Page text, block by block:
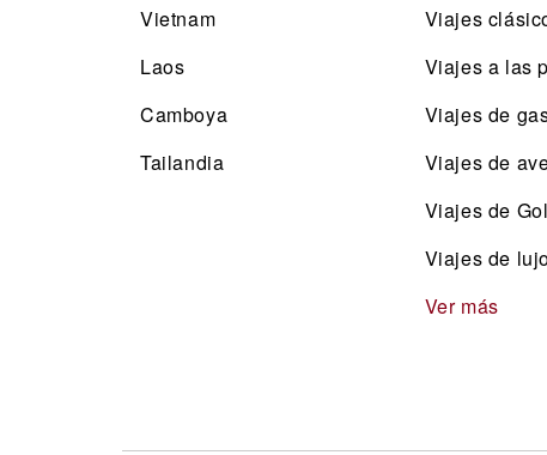
Vietnam
Laos
Camboya
Tailandia
Viajes
Viajes a las
Viajes de
Viajes de
Viajes de
Viajes de
Ver más